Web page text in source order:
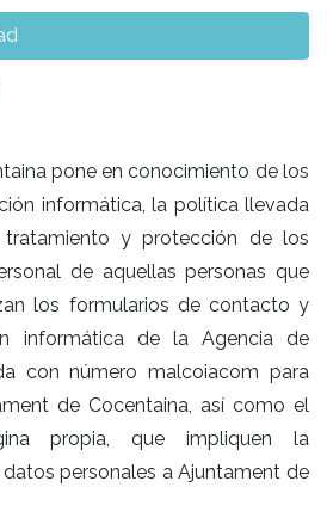
pone en conocimiento de los
informática, la política llevada
y protección de los
de aquellas personas que
los formularios de contacto y
informática de la Agencia de
con número malcoiacom para
de Cocentaina, así como el
propia, que impliquen la
personales a Ajuntament de